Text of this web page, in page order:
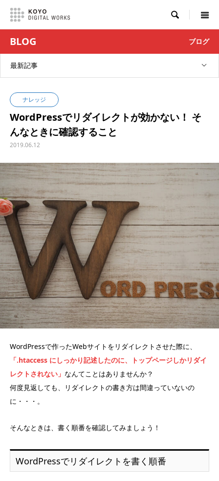

BLOG ブログ
最新記事
ナレッジ
WordPressでリダイレクトが効かない！ そ
んなときに確認すること
2019.06.12
WordPressで作ったWebサイトをリダイレクトさせた際に、
「.htaccess にしっかり記述したのに、トップページしかリダイ
レクトされない」 なんてことはありませんか？
何度見返しても、リダイレクトの書き方は間違っていないの
に・・・。
そんなときは、書く順番を確認してみましょう！
WordPressでリダイレクトを書く順番